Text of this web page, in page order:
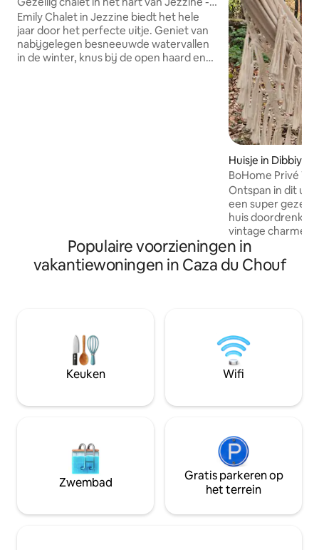
uitzicht op de bergen
Emily Chalet in Jezzine biedt het hele
jaar door het perfecte uitje. Geniet van
nabijgelegen besneeuwde watervallen
in de winter, knus bij de open haard en
Huisje in Dibbiyeh
BoHome Privé
in de natuur
Ontspan in dit
een super
huis doordrenkt
vintage charme,
van de
Debbieh. Geniet
midden in de
verzamelen we
vuur voor een
in de zomer
verfrissende duik
Populaire voorzieningen in
vakantiewoningen in Caza du Chouf
Keuken Wifi
Zwembad
Gratis parkeren op
het terrein